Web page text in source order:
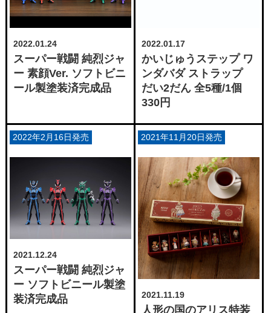
2022.01.24
スーパー戦闘 純烈ジャ
ー 素顔Ver. ソフトビニ
ール製塗装済完成品
2022.01.17
かいじゅうステップ ワ
ンダバダ ストラップ
だい2だん 全5種/1個
330円
2021.12.24
スーパー戦闘 純烈ジャ
ー ソフトビニール製塗
装済完成品
2022年2月16日発売
2021.11.19
人形の国のアリス特装
2021年11月20日発売